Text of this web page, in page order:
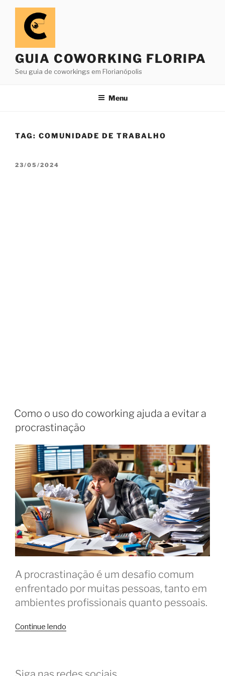
Pular
conteúdo
GUIA COWORKING FLORIPA
Seu guia de coworkings em Florianópolis
Menu
TAG: COMUNIDADE DE TRABALHO
PUBLICADO
23/05/2024
Como o uso do coworking ajuda a evitar a
procrastinação
A procrastinação é um desafio comum
enfrentado por muitas pessoas, tanto em
ambientes profissionais quanto pessoais.
Continue lendo